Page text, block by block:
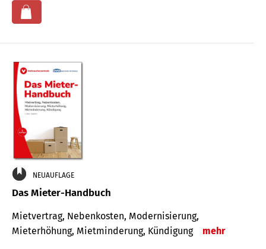
NEUAUFLAGE
Das Mieter-Handbuch
Mietvertrag, Nebenkosten, Modernisierung,
Mieterhöhung, Mietminderung, Kündigung
mehr